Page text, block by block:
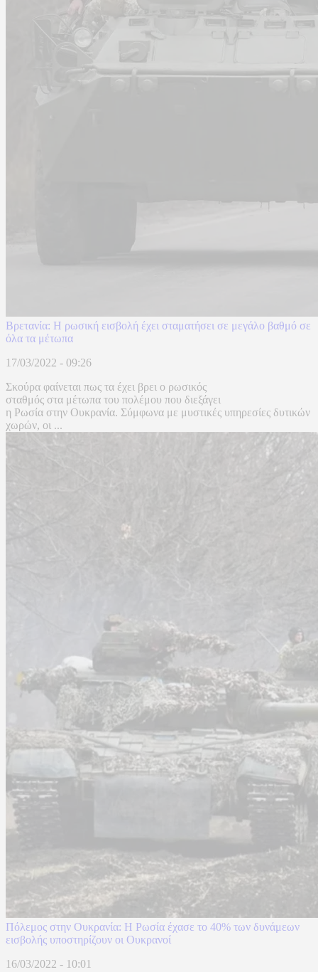
Βρετανία: Η ρωσική εισβολή έχει σταματήσει σε μεγάλο βαθμό σε
όλα τα μέτωπα
17/03/2022 - 09:26
Σκούρα φαίνεται πως τα έχει βρει ο ρωσικός
σταθμός στα μέτωπα του πολέμου που διεξάγει
η Ρωσία στην Ουκρανία. Σύμφωνα με μυστικές υπηρεσίες δυτικών
χωρών, οι ...
Πόλεμος στην Ουκρανία: Η Ρωσία έχασε το 40% των δυνάμεων
εισβολής υποστηρίζουν οι Ουκρανοί
16/03/2022 - 10:01